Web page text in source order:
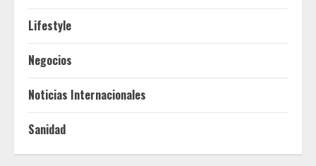
Lifestyle
Negocios
Noticias Internacionales
Sanidad